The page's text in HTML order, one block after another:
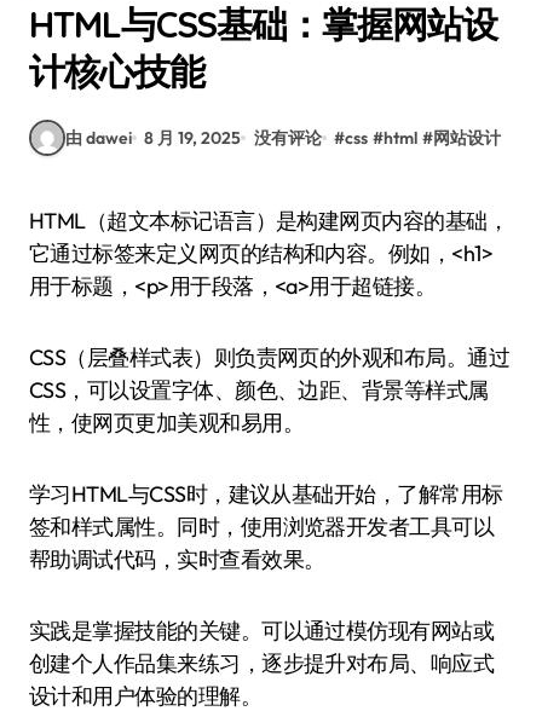
HTML与CSS基础：掌握网站设
计核心技能
由 dawei 8 月 19, 2025 没有评论 #css #html #网站设计
HTML（超文本标记语言）是构建网页内容的基础，
它通过标签来定义网页的结构和内容。例如，<h1>
用于标题，<p>用于段落，<a>用于超链接。
CSS（层叠样式表）则负责网页的外观和布局。通过
CSS，可以设置字体、颜色、边距、背景等样式属
性，使网页更加美观和易用。
学习HTML与CSS时，建议从基础开始，了解常用标
签和样式属性。同时，使用浏览器开发者工具可以
帮助调试代码，实时查看效果。
实践是掌握技能的关键。可以通过模仿现有网站或
创建个人作品集来练习，逐步提升对布局、响应式
设计和用户体验的理解。